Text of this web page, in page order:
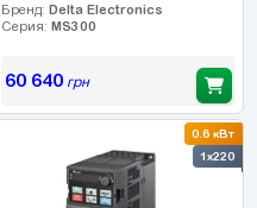
Бренд: Delta Electronics
Серия: MS300
60 640грн
0.6 кВт
1x220